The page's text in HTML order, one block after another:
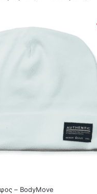
– BodyMove